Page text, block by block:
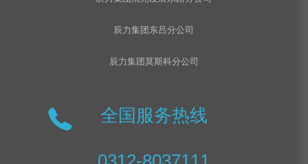
辰力集团东吕分公司
辰力集团莫斯科分公司
全国服务热线